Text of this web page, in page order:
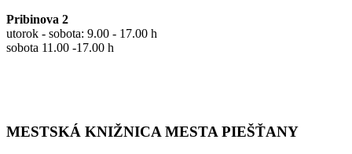
Pribinova 2
utorok - sobota: 9.00 - 17.00 h
sobota 11.00 -17.00 h
MESTSKÁ KNIŽNICA MESTA PIEŠŤANY